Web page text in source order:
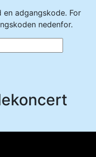
adgangskode. For
nedenfor.